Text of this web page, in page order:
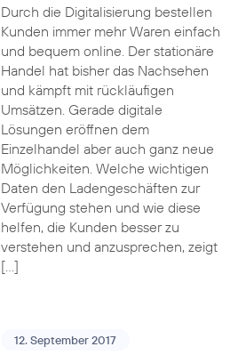
Durch die Digitalisierung bestellen
Kunden immer mehr Waren einfach
und bequem online. Der stationäre
Handel hat bisher das Nachsehen
und kämpft mit rückläufigen
Umsätzen. Gerade digitale
Lösungen eröffnen dem
Einzelhandel aber auch ganz neue
Möglichkeiten. Welche wichtigen
Daten den Ladengeschäften zur
Verfügung stehen und wie diese
helfen, die Kunden besser zu
verstehen und anzusprechen, zeigt
[…]
12. September 2017